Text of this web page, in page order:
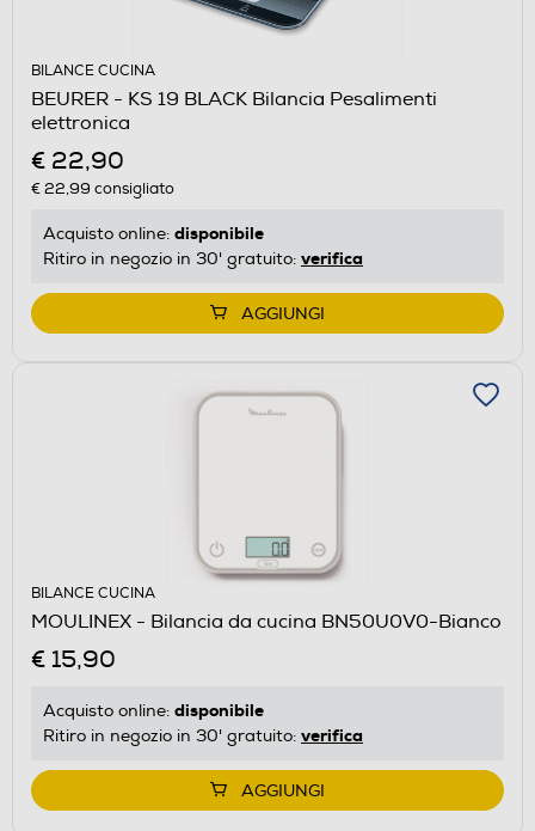
BILANCE CUCINA
BEURER - KS 19 BLACK Bilancia Pesalimenti
elettronica
€ 22,90
€ 22,99 consigliato
Acquisto online: disponibile
Ritiro in negozio in 30' gratuito: verifica
AGGIUNGI
BILANCE CUCINA
MOULINEX - Bilancia da cucina BN50U0V0-Bianco
€ 15,90
Acquisto online: disponibile
Ritiro in negozio in 30' gratuito: verifica
AGGIUNGI